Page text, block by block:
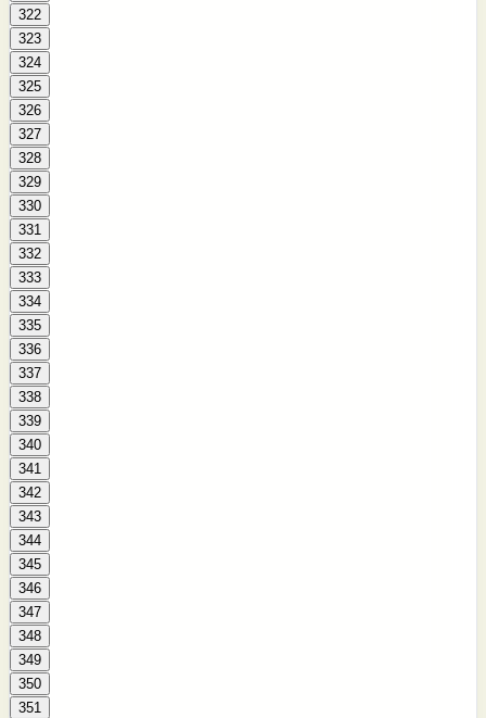
322
323
324
325
326
327
328
329
330
331
332
333
334
335
336
337
338
339
340
341
342
343
344
345
346
347
348
349
350
351